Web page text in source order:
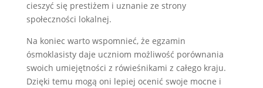
cieszyć się prestiżem i uznanie ze strony
społeczności lokalnej.
Na koniec warto wspomnieć, że egzamin
ósmoklasisty daje uczniom możliwość porównania
swoich umiejętności z rówieśnikami z całego kraju.
Dzięki temu mogą oni lepiej ocenić swoje mocne i